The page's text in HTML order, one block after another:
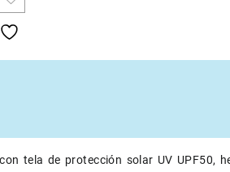
tela de protección solar UV UPF50,